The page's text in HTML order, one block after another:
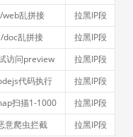
/web乱拼接
拉黑IP段
/doc乱拼接
拉黑IP段
访问preview
拉黑IP段
代码执行
拉黑IP段
扫描1-1000
拉黑IP段
意爬虫拦截
拉黑IP段